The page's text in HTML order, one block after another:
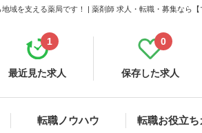
域を支える薬局です！ | 薬剤師 求人・転職・募集なら【
最近見た求人
1
保存した求人
0
転職ノウハウ 転職お役立ち